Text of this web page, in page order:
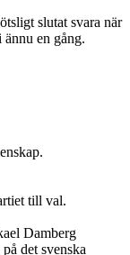
slutat svara när
en gång.
till val.
Damberg
det svenska